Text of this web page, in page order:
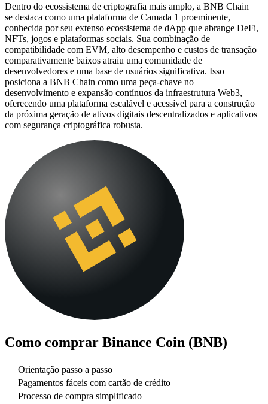
Dentro do ecossistema de criptografia mais amplo, a BNB Chain
se destaca como uma plataforma de Camada 1 proeminente,
conhecida por seu extenso ecossistema de dApp que abrange DeFi,
NFTs, jogos e plataformas sociais. Sua combinação de
compatibilidade com EVM, alto desempenho e custos de transação
comparativamente baixos atraiu uma comunidade de
desenvolvedores e uma base de usuários significativa. Isso
posiciona a BNB Chain como uma peça-chave no
desenvolvimento e expansão contínuos da infraestrutura Web3,
oferecendo uma plataforma escalável e acessível para a construção
da próxima geração de ativos digitais descentralizados e aplicativos
com segurança criptográfica robusta.
Como comprar Binance Coin (BNB)
Orientação passo a passo
Pagamentos fáceis com cartão de crédito
Processo de compra simplificado